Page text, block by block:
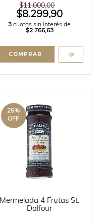
$11.000,00
$8.299,90
3 cuotas sin interés de
$2.766,63
25%
OFF
Mermelada 4 Frutas St.
Dalfour